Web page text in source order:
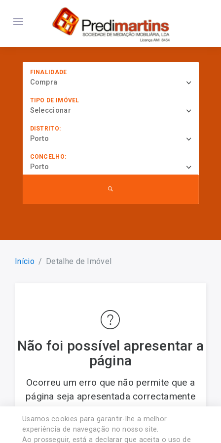
Usamos cookies para garantir-lhe a melhor
experiência de navegação no nosso site.
Ao prosseguir, está a declarar que aceita o uso de
FINALIDADE
Compra
TIPO DE IMÓVEL
Seleccionar
DISTRITO:
Porto
CONCELHO:
Porto
Início Detalhe de Imóvel
Não foi possível apresentar a
página
Ocorreu um erro que não permite que a
página seja apresentada correctamente
© 2017 PREDIMARTINS - Soc. Med. Imob., Lda..
Licença AMI nº 8454. Associado APEMIP nº4438